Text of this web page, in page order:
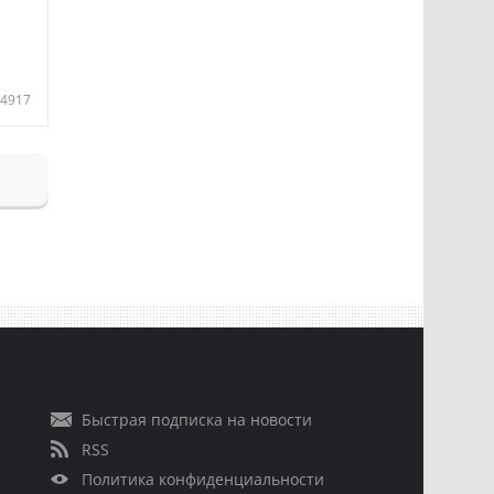
4917
Быстрая подписка на новости
RSS
Политика конфиденциальности